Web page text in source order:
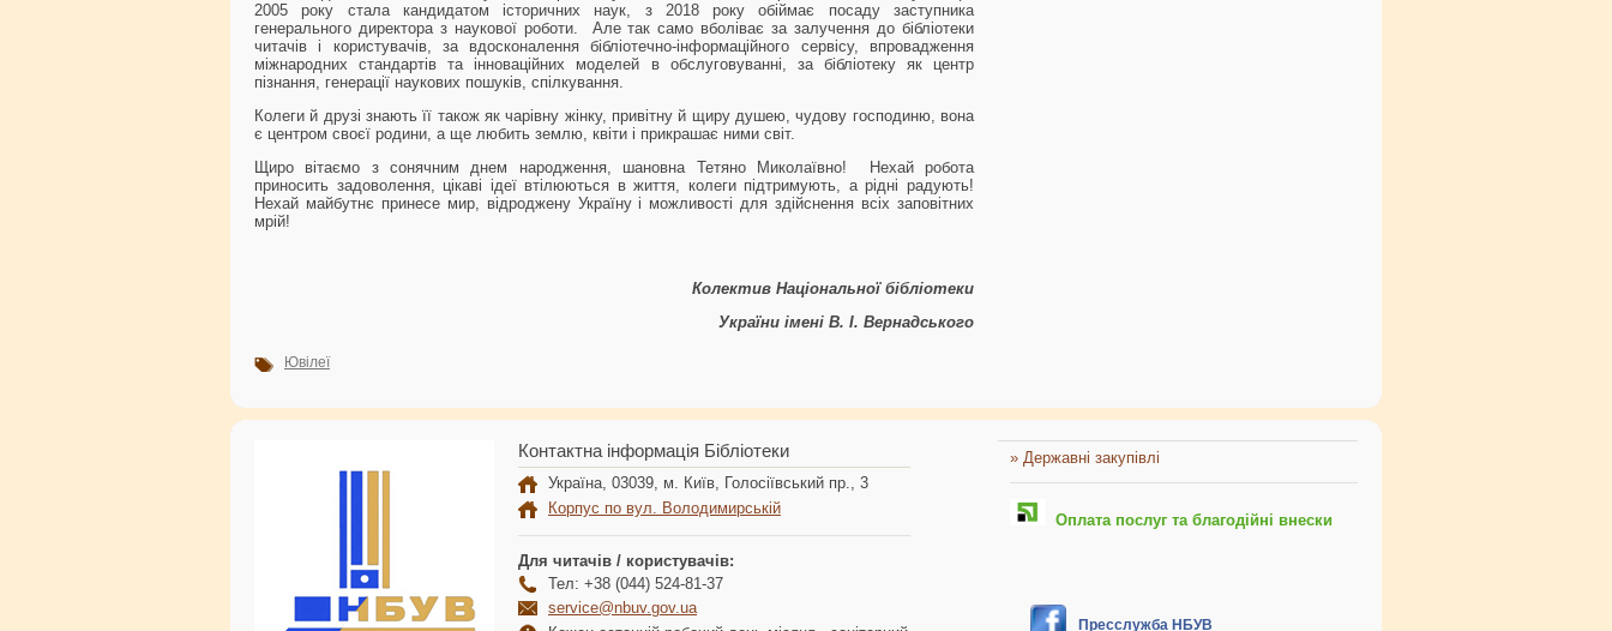
2005 року стала кандидатом історичних наук, з 2018 року обіймає посаду заступника
генерального директора з наукової роботи. Але так само вболіває за залучення до бібліотеки
читачів і користувачів, за вдосконалення бібліотечно-інформаційного сервісу, впровадження
міжнародних стандартів та інноваційних моделей в обслуговуванні, за бібліотеку як центр
пізнання, генерації наукових пошуків, спілкування.
Колеги й друзі знають її також як чарівну жінку, привітну й щиру душею, чудову господиню, вона
є центром своєї родини, а ще любить землю, квіти і прикрашає ними світ.
Щиро вітаємо з сонячним днем народження, шановна Тетяно Миколаївно! Нехай робота
приносить задоволення, цікаві ідеї втілюються в життя, колеги підтримують, а рідні радують!
Нехай майбутнє принесе мир, відроджену Україну і можливості для здійснення всіх заповітних
мрій!
Колектив Національної бібліотеки
України імені В. І. Вернадського
Ювілеї
Контактна інформація Бібліотеки
Україна, 03039, м. Київ, Голосіївський пр., 3
Корпус по вул. Володимирській
Для читачів / користувачів:
Тел: +38 (044) 524-81-37
service@nbuv.gov.ua
» Державні закупівлі
Оплата послуг та благодійні внески
Пресслужба НБУВ